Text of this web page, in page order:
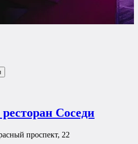
Соседи
проспект, 22